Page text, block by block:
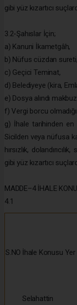
gibi yüz kızartıcı
3.2-Şahıslar İçin;
a) Kanuni İkametgâh,
b) Nüfus cüzdan sureti,
c) Geçici Teminat,
d) Belediyeye (kira,
e) Dosya alındı
f) Vergi borcu
g) İhale tarihinden
Sicilden veya nüfusa
hırsızlık,
gibi yüz kızartıcı
MADDE–4 İHALE
4.1
S.NO İhale Konusu Yer
Selahattin